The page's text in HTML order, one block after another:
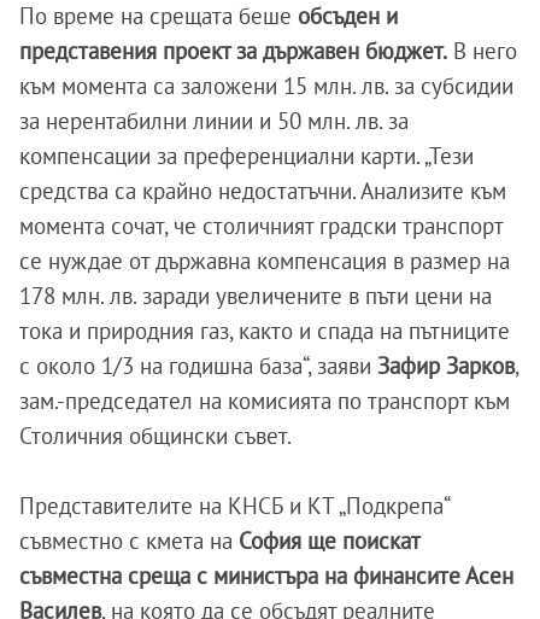
По време на срещата беше обсъден и
представения проект за държавен бюджет. В него
към момента са заложени 15 млн. лв. за субсидии
за нерентабилни линии и 50 млн. лв. за
компенсации за преференциални карти. „Тези
средства са крайно недостатъчни. Анализите към
момента сочат, че столичният градски транспорт
се нуждае от държавна компенсация в размер на
178 млн. лв. заради увеличените в пъти цени на
тока и природния газ, както и спада на пътниците
с около 1/3 на годишна база“, заяви Зафир Зарков,
зам.-председател на комисията по транспорт към
Столичния общински съвет.
Представителите на КНСБ и КТ „Подкрепа“
съвместно с кмета на София ще поискат
съвместна среща с министъра на финансите Асен
Василев, на която да се обсъдят реалните